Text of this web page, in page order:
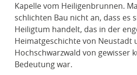
Kapelle vom Heiligenbrunnen.
schlichten Bau nicht an, dass es
Heiligtum handelt, das in der
Heimatgeschichte von Neustadt
Hochschwarzwald von gewisser
Bedeutung war.